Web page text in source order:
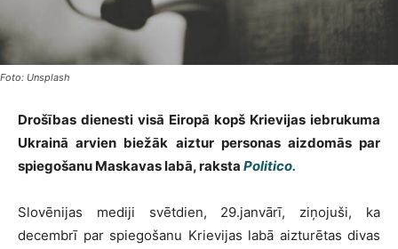
Foto: Unsplash
Drošības dienesti visā Eiropā kopš Krievijas iebrukuma
Ukrainā arvien biežāk aiztur personas aizdomās par
spiegošanu Maskavas labā, raksta Politico.
Slovēnijas mediji svētdien, 29.janvārī, ziņojuši, ka
decembrī par spiegošanu Krievijas labā aizturētas divas